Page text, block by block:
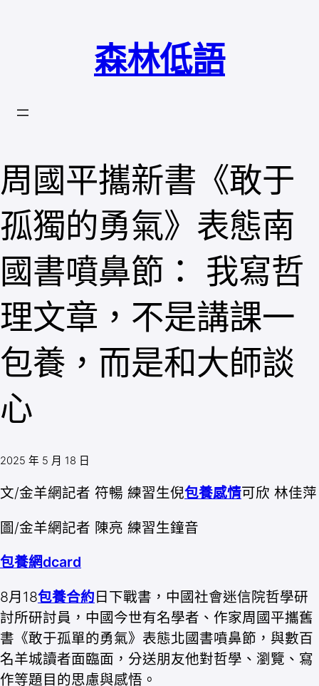
森林低語
周國平攜新書《敢于
孤獨的勇氣》表態南
國書噴鼻節： 我寫哲
理文章，不是講課一
包養，而是和大師談
心
2025 年 5 月 18 日
文/金羊網記者 符暢 練習生倪包養感情可欣 林佳萍
圖/金羊網記者 陳亮 練習生鐘音
包養網dcard
8月18包養合約日下戰書，中國社會迷信院哲學研
討所研討員，中國今世有名學者、作家周國平攜舊
書《敢于孤單的勇氣》表態北國書噴鼻節，與數百
名羊城讀者面臨面，分送朋友他對哲學、瀏覽、寫
作等題目的思慮與感悟。